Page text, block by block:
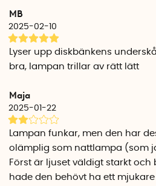
Diameter: 8,6 cm
Djup: 3 cm
Tejpbitar med kardborreband (x2):
Batteritid: ca 20 timmar
Varmvitt sken: 3000 Kelvin
Lamptyp: LED
Medellivslängd: 25000 brinntimmar
Endast för inomhusbruk (IP20)
Avkänningsavstånd (max): 3-5
MB
2025-02-10
Lyser upp diskbänkens
bra, lampan trillar av rätt lätt
Maja
2025-01-22
Lampan funkar, men den har
olämplig som nattlampa (som
Först är ljuset väldigt starkt och
hade den behövt ha ett